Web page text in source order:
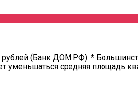
рублей (Банк ДОМ.РФ). *
средняя площадь